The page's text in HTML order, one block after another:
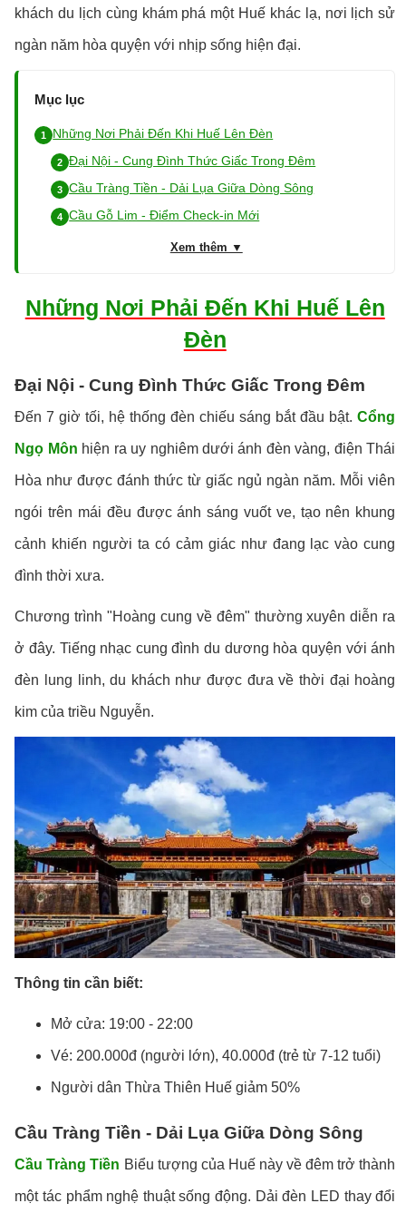
khách du lịch cùng khám phá một Huế khác lạ, nơi lịch sử
ngàn năm hòa quyện với nhịp sống hiện đại.
Mục lục
Những Nơi Phải Đến Khi Huế Lên Đèn
Đại Nội - Cung Đình Thức Giấc Trong Đêm
Cầu Tràng Tiền - Dải Lụa Giữa Dòng Sông
Cầu Gỗ Lim - Điểm Check-in Mới
Xem thêm ▼
Những Nơi Phải Đến Khi Huế Lên
Đèn
Đại Nội - Cung Đình Thức Giấc Trong Đêm
Đến 7 giờ tối, hệ thống đèn chiếu sáng bắt đầu bật.Cổng
Ngọ Môn hiện ra uy nghiêm dưới ánh đèn vàng, điện Thái
Hòa như được đánh thức từ giấc ngủ ngàn năm. Mỗi viên
ngói trên mái đều được ánh sáng vuốt ve, tạo nên khung
cảnh khiến người ta có cảm giác như đang lạc vào cung
đình thời xưa.
Chương trình "Hoàng cung về đêm" thường xuyên diễn ra
ở đây. Tiếng nhạc cung đình du dương hòa quyện với ánh
đèn lung linh, du khách như được đưa về thời đại hoàng
kim của triều Nguyễn.
Thông tin cần biết:
Mở cửa: 19:00 - 22:00
Vé: 200.000đ (người lớn), 40.000đ (trẻ từ 7-12 tuổi)
Người dân Thừa Thiên Huế giảm 50%
Cầu Tràng Tiền - Dải Lụa Giữa Dòng Sông
Cầu Tràng Tiền Biểu tượng của Huế này về đêm trở thành
một tác phẩm nghệ thuật sống động. Dải đèn LED thay đổi